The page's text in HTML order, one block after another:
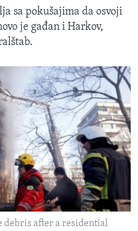
sa pokušajima da osvoji
je gađan i Harkov,
debris after a residential